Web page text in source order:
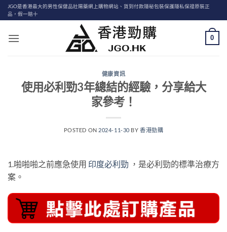
Skip
to
JGO是香港最大的男性保健品壯陽藥網上購物網站、貨到付款隱秘包裝保護隱私保證原裝正
品，假一賠十
0
健康資訊
使用必利勁3年總結的經驗，分享給大
家參考！
POSTED ON 2024-11-30 BY香港勁購
1.啪啪啪之前應急使用 印度必利勁 ，是必利勁的標準治療方
案。